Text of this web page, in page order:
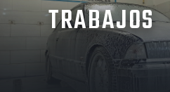
TRABAJOS